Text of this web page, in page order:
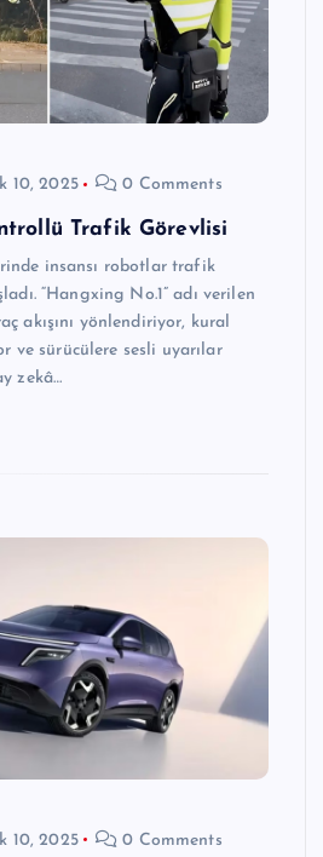
10, 2025 0 Comments
Trafik Görevlisi
insansı robotlar trafik
“Hangxing No.1” adı verilen
akışını yönlendiriyor, kural
ve sürücülere sesli uyarılar
zekâ…
10, 2025 0 Comments